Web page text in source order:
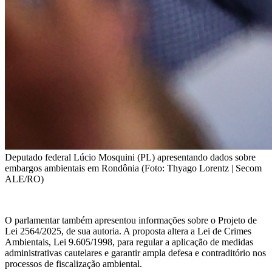
Deputado federal Lúcio Mosquini (PL) apresentando dados sobre
embargos ambientais em Rondônia (Foto: Thyago Lorentz | Secom
ALE/RO)
O parlamentar também apresentou informações sobre o Projeto de
Lei 2564/2025, de sua autoria. A proposta altera a Lei de Crimes
Ambientais, Lei 9.605/1998, para regular a aplicação de medidas
administrativas cautelares e garantir ampla defesa e contraditório nos
processos de fiscalização ambiental.